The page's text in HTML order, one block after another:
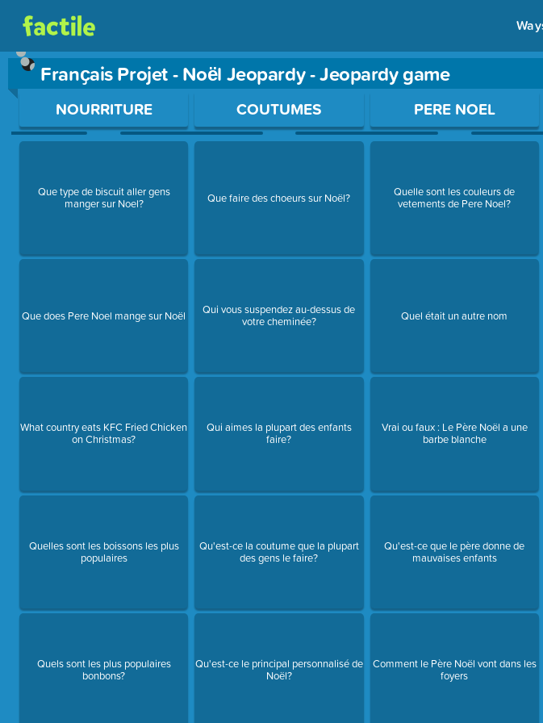
Franҫais Projet - Noёl Jeopardy - Jeopardy game
Use arrow keys to move between questions. Press Enter or Space to open a question.
NOURRITURE
Que type de biscuit aller gens
manger sur Noel?
Que does Pere Noel mange sur Noël
What country eats KFC Fried Chicken
on Christmas?
Quelles sont les boissons les plus
populaires
Quels sont les plus populaires
bonbons?
COUTUMES
Que faire des choeurs sur Noël?
Qui vous suspendez au-dessus de
votre cheminée?
Qui aimes la plupart des enfants
faire?
Qu'est-ce la coutume que la plupart
des gens le faire?
Qu'est-ce le principal personnalisé de
Noël?
PERE NOEL
Quelle sont les couleurs de
vetements de Pere Noel?
Quel était un autre nom
Vrai ou faux : Le Père Noël a une
barbe blanche
Qu'est-ce que le père donne de
mauvaises enfants
Comment le Père Noël vont dans les
foyers